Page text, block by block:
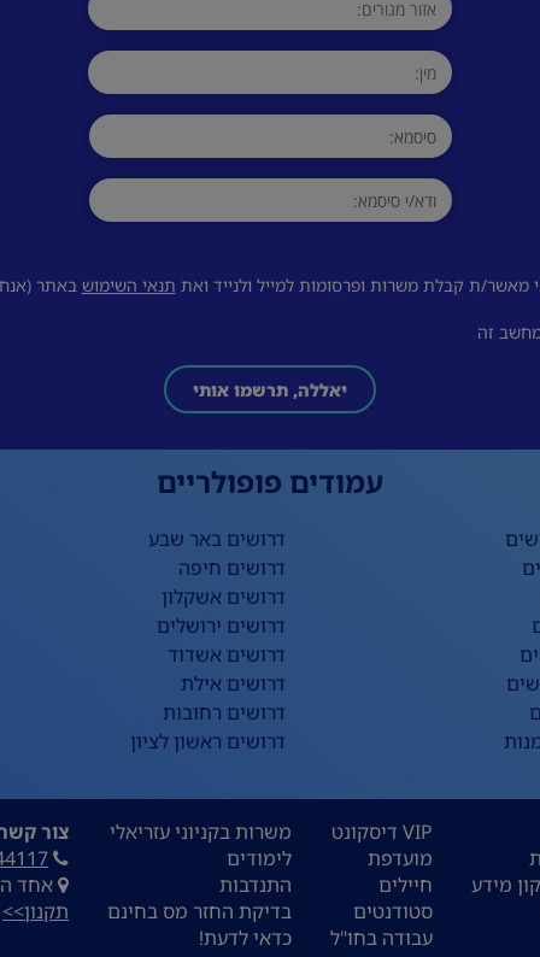
מאשר/ת קבלת משרות ופרסומות למייל ולנייד ואת תנאי השימוש באתר
זה
יאללה, תרשמו אותי
עמודים פופולריים
דרושים באר שבע
דרושים חיפה
דרושים אשקלון
דרושים ירושלים
דרושים אשדוד
דרושים אילת
דרושים רחובות
דרושים ראשון לציון
מידע
VIP דיסקונט
מועדפת
חיילים
סטודנטים
עבודה בחו"ל
משרות בקניוני עזריאלי
לימודים
התנדבות
בדיקת החזר מס בחינם
כדאי לדעת!
צור
אחד העם 9,
תקנון>>